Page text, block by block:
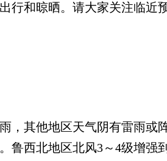
和晾晒。请大家关注临近
其他地区天气阴有雷雨或阵
鲁西北地区北风3～4级增强